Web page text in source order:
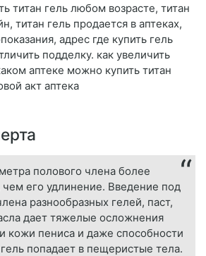
титан гель любом возрасте, титан
титан гель продается в аптеках,
адрес где купить гель
подделку. как увеличить
аптеке можно купить титан
акт аптека
полового члена более
чем его удлинение. Введение под
разнообразных гелей, паст,
дает тяжелые осложнения
кожи пениса и даже способности
попадает в пещеристые тела.